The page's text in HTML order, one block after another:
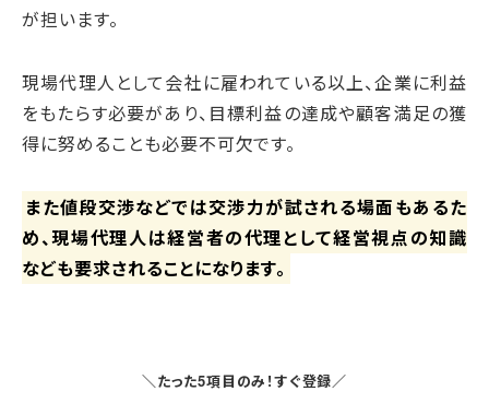
が担います。
現場代理人として会社に雇われている以上、企業に利益
をもたらす必要があり、目標利益の達成や顧客満足の獲
得に努めることも必要不可欠です。
また値段交渉などでは交渉力が試される場面もあるた
め、現場代理人は経営者の代理として経営視点の知識
なども要求されることになります。
＼たった5項目のみ！すぐ登録／